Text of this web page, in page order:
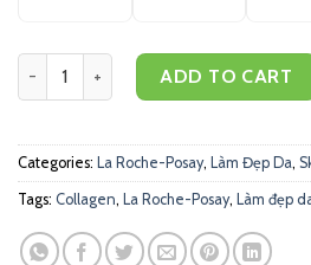
La Roche-Posay Kem Cicaplast
ADD TO CART
Categories: La Roche-Posay, Làm Đẹp Da,
Tags: Collagen, La Roche-Posay, Làm đẹp